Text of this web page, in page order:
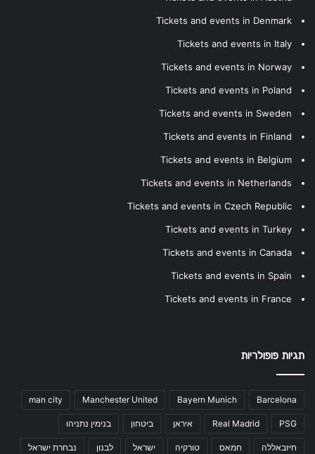
Tickets and events in Denmark
Tickets and events in Italy
Tickets and events in Norway
Tickets and events in Poland
Tickets and events in Sweden
Tickets and events in Finland
Tickets and events in Belgium
Tickets and events in Netherlands
Tickets and events in Czech Republic
Tickets and events in Turkey
Tickets and events in Canada
Tickets and events in Spain
Tickets and events in France
תגיות פופולריות
Barcelona
Bayern Munich
Manchester United
man city
PSG
Real Madrid איראן ביטחון בנימין נתניהו
חיזבאללה חמאס טורקיה ישראל לבנון נבחרת ישראל